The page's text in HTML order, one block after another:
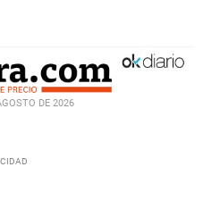
DE 2026